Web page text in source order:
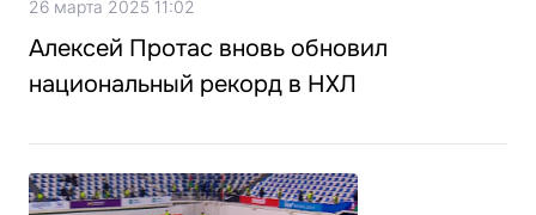
26 марта 2025 11:02
Алексей Протас вновь обновил
национальный рекорд в НХЛ